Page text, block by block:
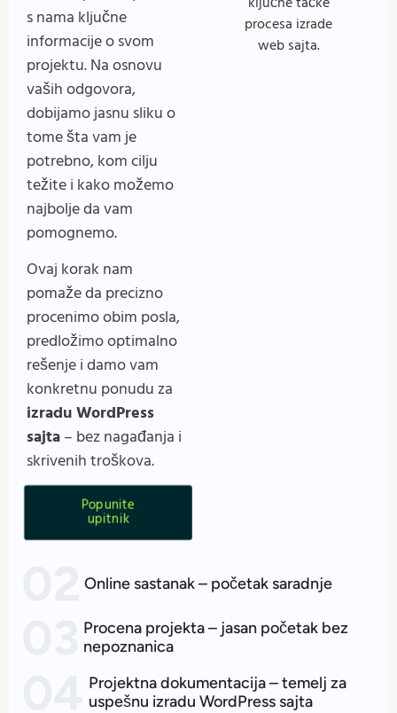
s nama ključne
informacije o svom
projektu. Na osnovu
vaših odgovora,
dobijamo jasnu sliku o
tome šta vam je
potrebno, kom cilju
težite i kako možemo
najbolje da vam
pomognemo.
Ovaj korak nam
pomaže da precizno
procenimo obim posla,
predložimo optimalno
rešenje i damo vam
konkretnu ponudu za
izradu WordPress
sajta– bez nagađanja i
skrivenih troškova.
Popunite
upitnik
Online sastanak – početak saradnje
Procena projekta – jasan početak bez
nepoznanica
Projektna dokumentacija – temelj za
uspešnu izradu WordPress sajta